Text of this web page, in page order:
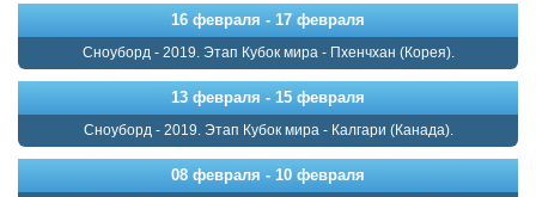
16 февраля - 17 февраля
Сноуборд - 2019. Этап Кубок мира - Пхенчхан (Корея).
13 февраля - 15 февраля
Сноуборд - 2019. Этап Кубок мира - Калгари (Канада).
08 февраля - 10 февраля